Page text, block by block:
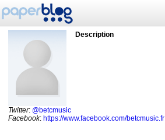
Description
Twitter: @betcmusic
Facebook: https://www.facebook.com/betcmusic.fr